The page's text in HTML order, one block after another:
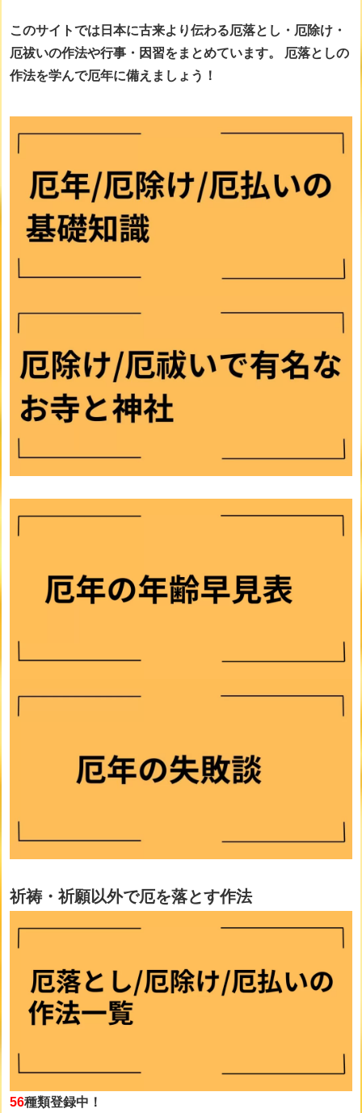
このサイトでは日本に古来より伝わる厄落とし・厄除け・
厄祓いの作法や行事・因習をまとめています。
厄落としの
作法を学んで厄年に備えましょう！
祈祷・祈願以外で厄を落とす作法
56種類登録中！